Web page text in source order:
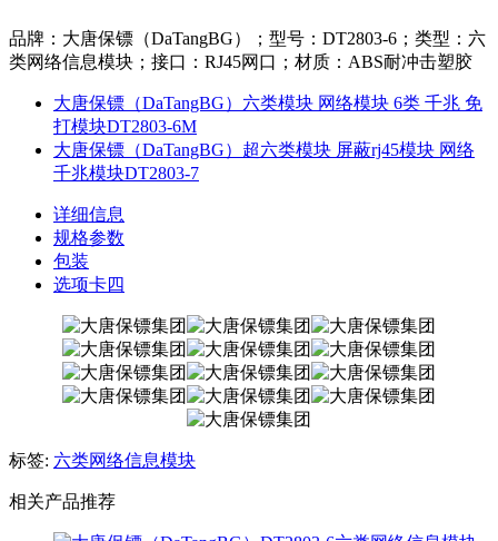
品牌：大唐保镖（DaTangBG）；型号：DT2803-6；类型：六
类网络信息模块；接口：RJ45网口；材质：ABS耐冲击塑胶
大唐保镖（DaTangBG）六类模块 网络模块 6类 千兆 免
打模块DT2803-6M
大唐保镖（DaTangBG）超六类模块 屏蔽rj45模块 网络
千兆模块DT2803-7
详细信息
规格参数
包装
选项卡四
标签: 六类网络信息模块
相关产品推荐